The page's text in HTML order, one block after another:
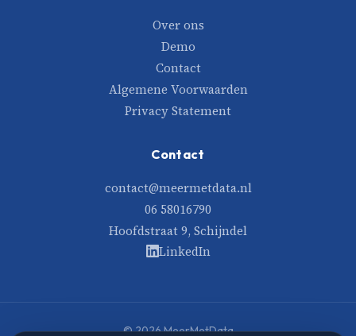
Over ons
Demo
Contact
Algemene Voorwaarden
Privacy Statement
Contact
contact@meermetdata.nl
06 58016790
Hoofdstraat 9, Schijndel
LinkedIn
© 2026 MeerMetData